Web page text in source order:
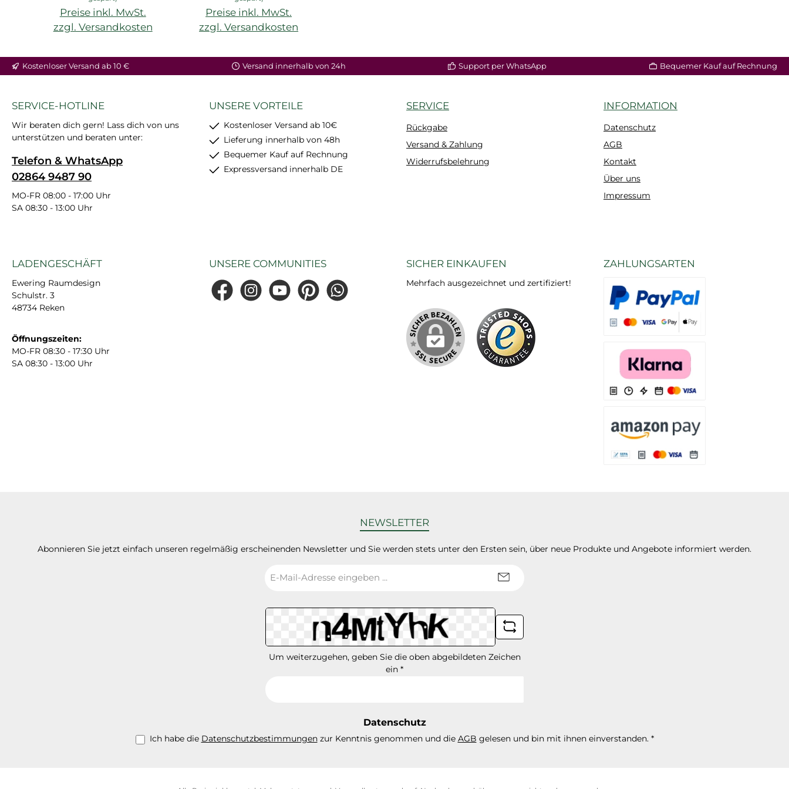
Preise inkl. MwSt.
zzgl. Versandkosten
Preise inkl. MwSt.
zzgl. Versandkosten
Kostenloser Versand ab 10 € Versand innerhalb von 24h Support per WhatsApp Bequemer Kauf auf Rechnung
SERVICE-HOTLINE
Wir beraten dich gern! Lass dich von uns
unterstützen und beraten unter:
Telefon & WhatsApp
02864 9487 90
MO-FR 08:00 - 17:00 Uhr
SA 08:30 - 13:00 Uhr
UNSERE VORTEILE
Kostenloser Versand ab 10€
Lieferung innerhalb von 48h
Bequemer Kauf auf Rechnung
Expressversand innerhalb DE
SERVICE
Rückgabe
Versand & Zahlung
Widerrufsbelehrung
INFORMATION
Datenschutz
AGB
Kontakt
Über uns
Impressum
LADENGESCHÄFT
Ewering Raumdesign
Schulstr. 3
48734 Reken
Öffnungszeiten:
MO-FR 08:30 - 17:30 Uhr
SA 08:30 - 13:00 Uhr
UNSERE COMMUNITIES
FacebookInstagramYouTubePinterestWhatsApp
SICHER EINKAUFEN
Mehrfach ausgezeichnet und zertifiziert!
ZAHLUNGSARTEN
NEWSLETTER
Abonnieren Sie jetzt einfach unseren regelmäßig erscheinenden Newsletter und Sie werden stets unter den Ersten sein, über neue Produkte und Angebote informiert werden.
Mail-
*
Um weiterzugehen, geben Sie die oben abgebildeten Zeichen
ein *
Datenschutz
Ich habe die Datenschutzbestimmungenzur Kenntnis genommen und die AGB gelesen und bin mit ihnen einverstanden. *